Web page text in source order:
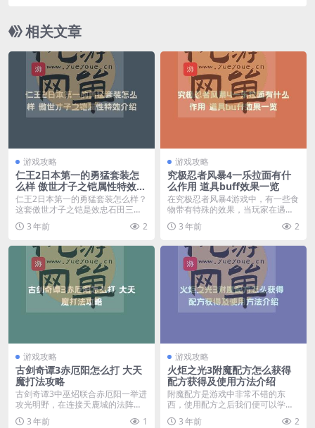
相关文章
游戏攻略
仁王2日本第一的勇猛套装怎
么样 傲世才子之铠属性特效介
绍
仁王2日本第一的勇猛套装怎么样？
这套傲世才子之铠是效忠石田三成
的军师岛左近持有的...
3 年前 2
游戏攻略
究极忍者风暴4一乐拉面有什
么作用 道具buff效果一览
在究极忍者风暴4游戏中，有一些食
物带有特殊的效果，当玩家在遇到
一些难以完成的任务...
3 年前 2
游戏攻略
古剑奇谭3赤厄阳怎么打 大天
魔打法攻略
古剑奇谭3中巫炤联合赤厄阳一举进
攻光明野，在连接天鹿城的法阵
前，玩家需要与大天魔...
3 年前 1
游戏攻略
火炬之光3附魔配方怎么获得
配方获得及使用方法介绍
附魔配方是游戏中非常不错的东
西，使用配方之后我们便可以学会
配方来进行相关的合成，...
3 年前 2